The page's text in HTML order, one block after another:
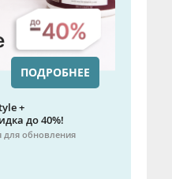
+
до 40%!
обновления
ПОДРОБНЕЕ